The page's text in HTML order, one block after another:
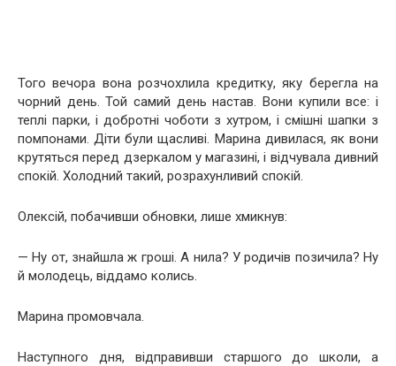
Того вечора вона розчохлила кредитку, яку берегла на
чорний день. Той самий день настав. Вони купили все: і
теплі парки, і добротні чоботи з хутром, і смішні шапки з
помпонами. Діти були щасливі. Марина дивилася, як вони
крутяться перед дзеркалом у магазині, і відчувала дивний
спокій. Холодний такий, розрахунливий спокій.
Олексій, побачивши обновки, лише хмикнув:
— Ну от, знайшла ж гроші. А нила? У родичів позичила? Ну
й молодець, віддамо колись.
Марина промовчала.
Наступного дня, відправивши старшого до школи, а